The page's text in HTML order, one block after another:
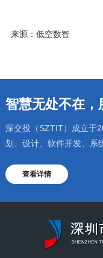
来源：低空数智
智慧无处不在，
深交投（SZTIT）成立于
划、设计、软件开发、系
查看详情